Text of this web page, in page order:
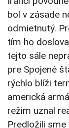
bol v zásade
odmietnutý.
tím ho
tejto sále
pre Spojené
rýchlo blíži
americká
režim uznal
Predložili